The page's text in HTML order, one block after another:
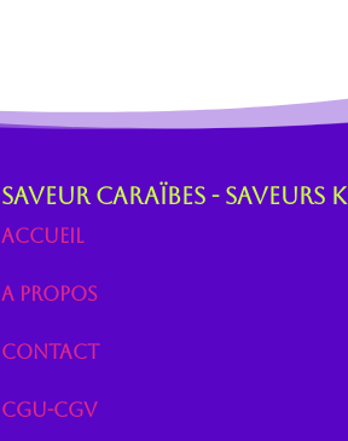
Saveur Caraïbes - Saveurs K
Accueil
A propos
Contact
CGU-CGV